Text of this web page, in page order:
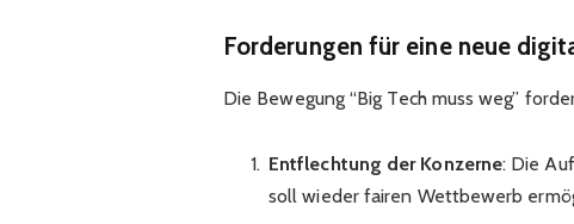
Forderungen für eine neue
Die Bewegung “Big Tech muss weg”
Entflechtung der Konzerne: Die
soll wieder fairen Wettbewerb